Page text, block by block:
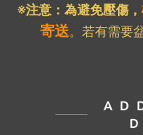
※注意：為避免壓傷，
寄送。若有需要